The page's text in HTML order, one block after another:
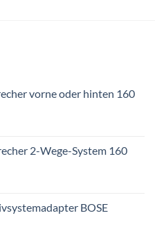
vorne oder hinten 160
2-Wege-System 160
BOSE